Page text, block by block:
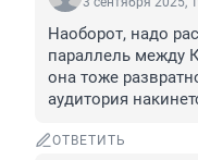
Наоборот, надо
параллель между
она тоже
аудитория
ОТВЕТИТЬ